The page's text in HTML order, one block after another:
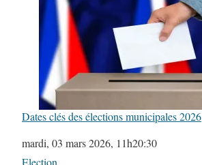
Dates clés des élections municipales 2026
Date
mardi, 03 mars 2026, 11h20:30
Par rapport à
Election